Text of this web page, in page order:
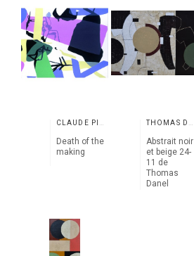
Death of the
making
Abstrait noir
et beige 24-
11 de
Thomas
Danel